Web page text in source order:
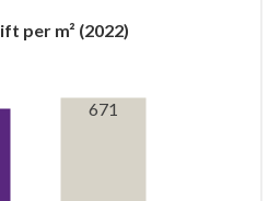
per m² (2022)
671